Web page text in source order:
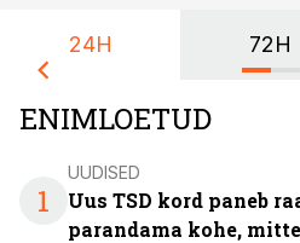
24H 72H
ENIMLOETUD
1
UUDISED
Uus TSD kord paneb
parandama kohe,